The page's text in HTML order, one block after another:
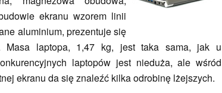
ekranu wzorem linii
aluminium, prezentuje się
Masa laptopa, 1,47 kg, jest taka sama, jak u
laptopów jest nieduża, ale wśród
ekranu da się znaleźć kilka odrobinę lżejszych.